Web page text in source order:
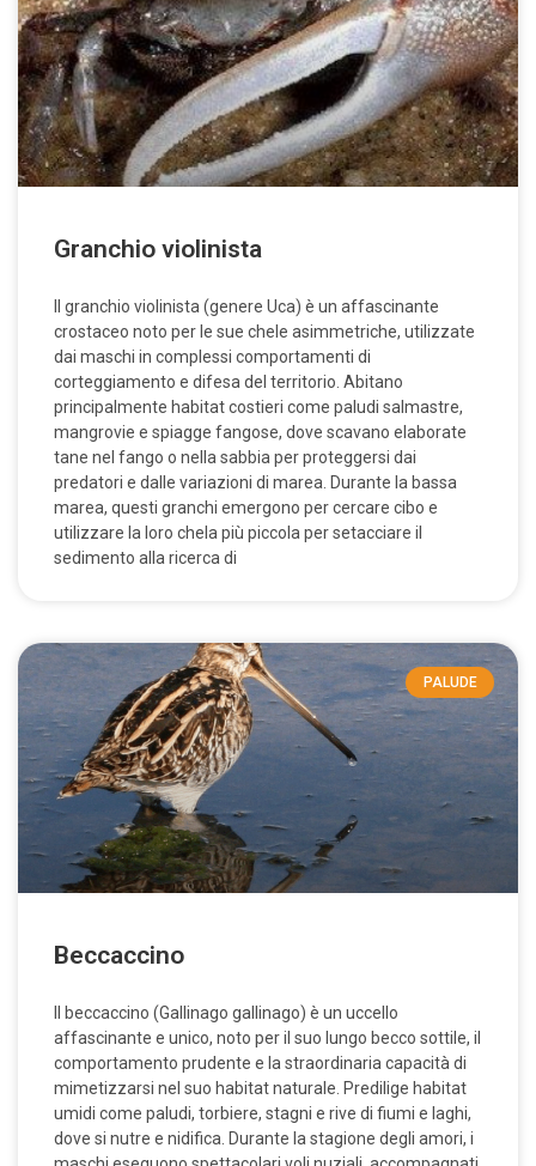
Granchio violinista
Il granchio violinista (genere Uca) è un affascinante
crostaceo noto per le sue chele asimmetriche, utilizzate
dai maschi in complessi comportamenti di
corteggiamento e difesa del territorio. Abitano
principalmente habitat costieri come paludi salmastre,
mangrovie e spiagge fangose, dove scavano elaborate
tane nel fango o nella sabbia per proteggersi dai
predatori e dalle variazioni di marea. Durante la bassa
marea, questi granchi emergono per cercare cibo e
utilizzare la loro chela più piccola per setacciare il
sedimento alla ricerca di
PALUDE
Beccaccino
Il beccaccino (Gallinago gallinago) è un uccello
affascinante e unico, noto per il suo lungo becco sottile, il
comportamento prudente e la straordinaria capacità di
mimetizzarsi nel suo habitat naturale. Predilige habitat
umidi come paludi, torbiere, stagni e rive di fiumi e laghi,
dove si nutre e nidifica. Durante la stagione degli amori, i